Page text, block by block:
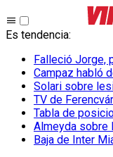
Es tendencia:
Falleció Jorge,
Campaz habló
Solari sobre
TV de
Tabla de
Almeyda sobre
Baja de Inter